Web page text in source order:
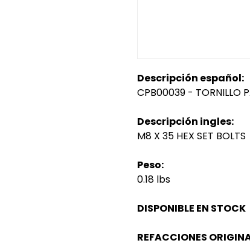
Descripción español:
CPB00039 - TORNILLO
Descripción ingles:
M8 X 35 HEX SET BOLTS
Peso:
0.18 lbs
DISPONIBLE EN STOCK
REFACCIONES